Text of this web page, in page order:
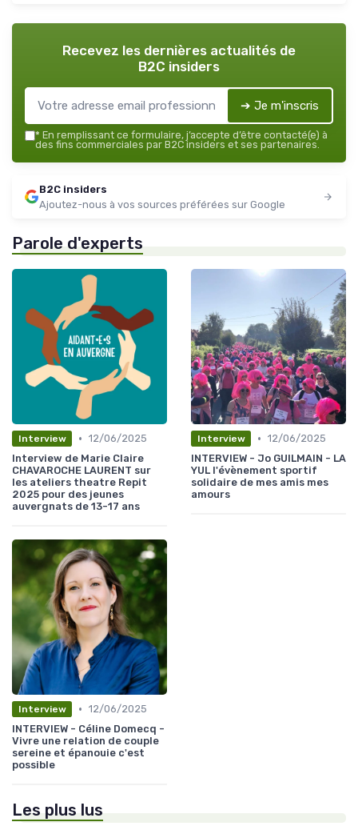
Recevez les dernières actualités de
B2C insiders
➔ Je m'inscris
* En remplissant ce formulaire, j’accepte d’être contacté(e) à
des fins commerciales par B2C insiders et ses partenaires.
B2C insiders
Ajoutez-nous à vos sources préférées sur Google
Parole d'experts
Interview • 12/06/2025
Interview de Marie Claire
CHAVAROCHE LAURENT sur
les ateliers theatre Repit
2025 pour des jeunes
auvergnats de 13-17 ans
Interview • 12/06/2025
INTERVIEW - Jo GUILMAIN - LA
YUL l'évènement sportif
solidaire de mes amis mes
amours
Interview • 12/06/2025
INTERVIEW - Céline Domecq -
Vivre une relation de couple
sereine et épanouie c'est
possible
Les plus lus